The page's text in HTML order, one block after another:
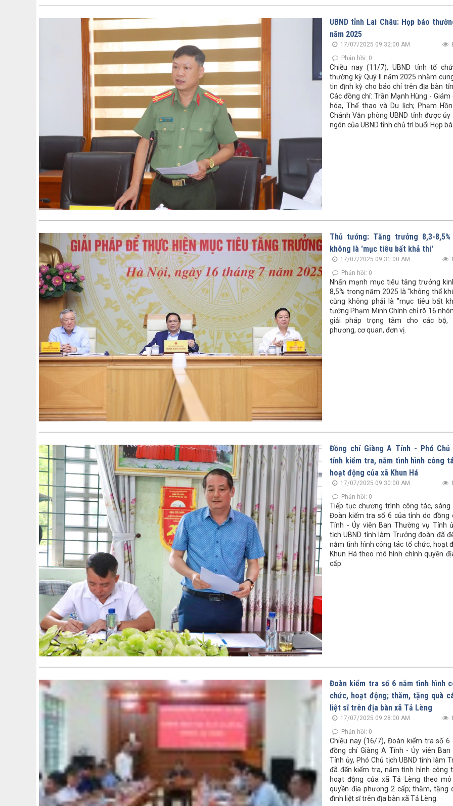
UBND tỉnh Lai Châu: Họp báo
năm 2025
17/07/2025 09:32:00 AM
Phản hồi: 0
Chiều nay (11/7), UBND tỉnh tổ
thường kỳ Quý II năm 2025 nhằm
tin định kỳ cho báo chí trên địa bàn
Các đồng chí: Trần Mạnh Hùng - Giám
hóa, Thể thao và Du lịch; Phạm
Chánh Văn phòng UBND tỉnh được
ngôn của UBND tỉnh chủ trì buổi Họp
Thủ tướng: Tăng trưởng 8,3-8,5%
không là 'mục tiêu bất khả thi'
17/07/2025 09:31:00 AM
Phản hồi: 0
Nhấn mạnh mục tiêu tăng trưởng
8,5% trong năm 2025 là "không thể
cũng không phải là "mục tiêu bất
tướng Phạm Minh Chính chỉ rõ 16
giải pháp trọng tâm cho các bộ,
phương, cơ quan, đơn vị.
Đồng chí Giàng A Tính - Phó Chủ
tỉnh kiểm tra, nắm tình hình công
hoạt động của xã Khun Há
17/07/2025 09:30:00 AM
Phản hồi: 0
Tiếp tục chương trình công tác, sáng
Đoàn kiểm tra số 6 của tỉnh do đồng
Tính - Ủy viên Ban Thường vụ Tỉnh
tịch UBND tỉnh làm Trưởng đoàn đã
nắm tình hình công tác tổ chức, hoạt
Khun Há theo mô hình chính quyền
cấp.
Đoàn kiểm tra số 6 nắm tình hình
chức, hoạt động; thăm, tặng quà
liệt sĩ trên địa bàn xã Tả Lèng
17/07/2025 09:28:00 AM
Phản hồi: 0
Chiều nay (16/7), Đoàn kiểm tra số 6
đồng chí Giàng A Tính - Ủy viên Ban
Tỉnh ủy, Phó Chủ tịch UBND tỉnh làm
đã đến kiểm tra, nắm tình hình công
hoạt động của xã Tả Lèng theo mô
quyền địa phương 2 cấp; thăm, tặng
đình liệt sĩ trên địa bàn xã Tả Lèng.